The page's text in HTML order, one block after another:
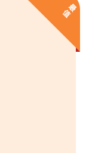
最
值